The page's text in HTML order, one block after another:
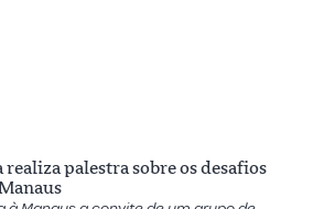
palestra sobre os desafios